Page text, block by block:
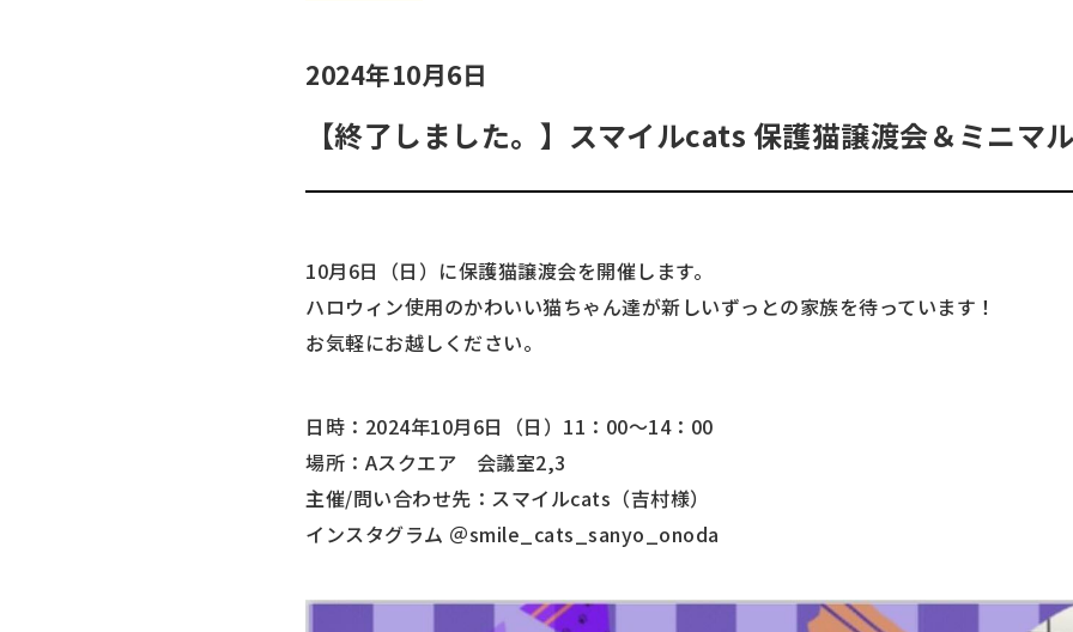
2024年10月6日
【終了しました。】スマイルcats 保護猫譲渡会＆ミニマ
10月6日（日）に保護猫譲渡会を開催します。
ハロウィン使用のかわいい猫ちゃん達が新しいずっとの家族を待っています！
お気軽にお越しください。
日時：2024年10月6日（日）11：00～14：00
場所：Aスクエア 会議室2,3
主催/問い合わせ先：スマイルcats（吉村様）
インスタグラム ＠smile_cats_sanyo_onoda